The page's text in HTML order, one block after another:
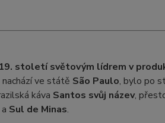
století světovým lídrem v
ve státě São Paulo, bylo po
káva Santos svůj název,
a Sul de Minas.